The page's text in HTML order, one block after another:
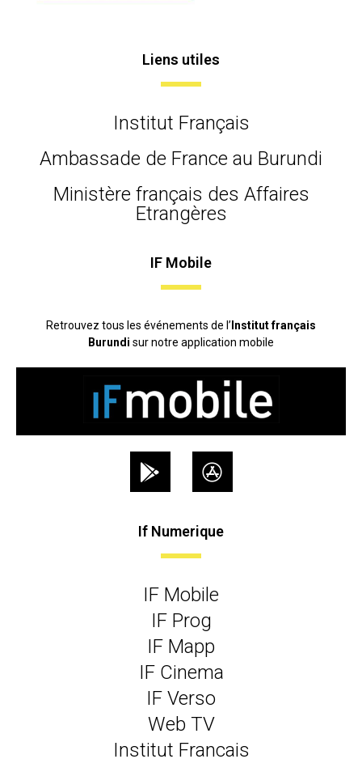
Liens utiles
Institut Français
Ambassade de France au Burundi
Ministère français des Affaires
Etrangères
IF Mobile
Retrouvez tous les événements de l’ Institut français
Burundi sur notre application mobile
If Numerique
IF Mobile
IF Prog
IF Mapp
IF Cinema
IF Verso
Web TV
Institut Francais